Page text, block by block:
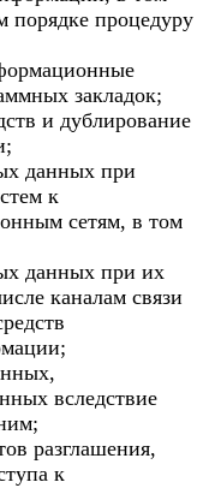
порядке процедуру
закладок;
и дублирование
данных при
к
сетям, в том
данных при их
каналам связи
вследствие
разглашения,
к